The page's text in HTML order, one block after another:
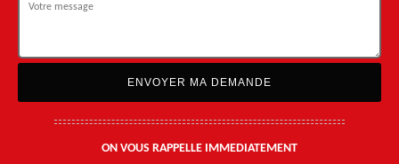
ON VOUS RAPPELLE IMMEDIATEMENT